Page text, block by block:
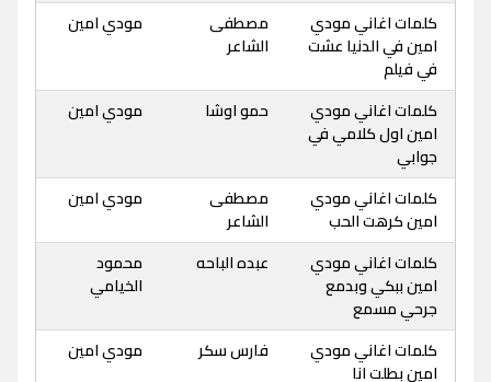
كلمات اغاني مودي
امين في الدنيا عشت
في فيلم
مصطفى
الشاعر
مودي امين
كلمات اغاني مودي
امين اول كلامي في
جوابي
حمو اوشا مودي امين
كلمات اغاني مودي
امين كرهت الحب
مصطفى
الشاعر
مودي امين
كلمات اغاني مودي
امين ببكي وبدمع
جرحي مسمع
عبده الباحه
محمود
الخيامي
كلمات اغاني مودي
امين بطلت انا
فارس سكر مودي امين